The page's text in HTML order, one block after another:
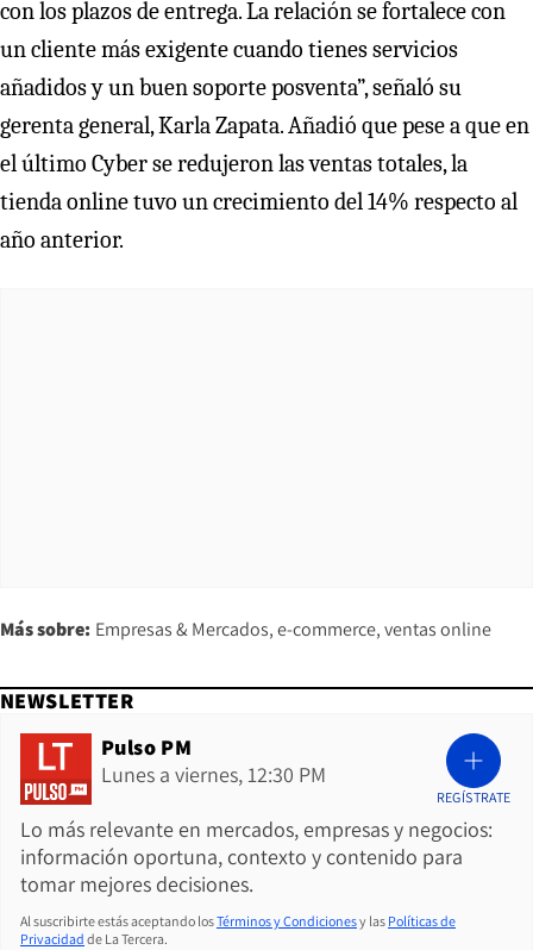
con los plazos de entrega. La relación se fortalece con
un cliente más exigente cuando tienes servicios
añadidos y un buen soporte posventa”, señaló su
gerenta general, Karla Zapata. Añadió que pese a que en
el último Cyber se redujeron las ventas totales, la
tienda online tuvo un crecimiento del 14% respecto al
año anterior.
Más sobre: Empresas & Mercados e-commerce ventas online
NEWSLETTER
Pulso PM
Lunes a viernes, 12:30 PM
Lo más relevante en mercados, empresas y negocios:
información oportuna, contexto y contenido para
tomar mejores decisiones.
REGÍSTRATE
Al suscribirte estás aceptando losTérminos y Condicionesy las Políticas de
Privacidad de La Tercera.